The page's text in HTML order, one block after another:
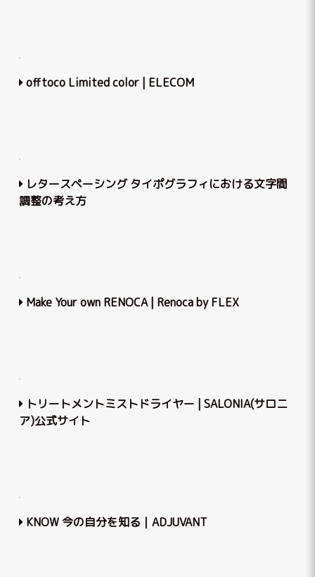
offtoco Limited color | ELECOM
レタースペーシング タイポグラフィにおける文字間
調整の考え方
Make Your own RENOCA | Renoca by FLEX
トリートメントミストドライヤー | SALONIA(サロニ
ア)公式サイト
KNOW 今の自分を知る｜ADJUVANT